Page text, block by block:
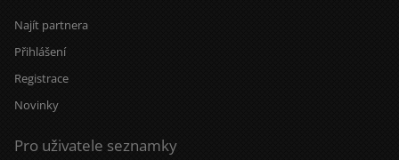
Najít partnera
Přihlášení
Registrace
Novinky
Pro uživatele seznamky